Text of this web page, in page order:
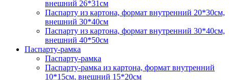
внешний 26*31см
Паспарту из картона, формат внутренний 20*30см,
внешний 30*40см
Паспарту из картона, формат внутренний 30*40см,
внешний 40*50см
Паспарту-рамка
Паспарту-рамка
Паспарту-рамка из картона, формат внутренний
10*15см, внешний 15*20см